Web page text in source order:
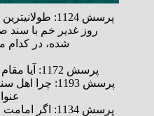
پرسش 1124:
روز غدیر خم با سند
شده، در کدام
پرسش 1172: آيا مقام امامت بالاتر از نبوت است؟
پرسش 1193:
پرسش 1134: